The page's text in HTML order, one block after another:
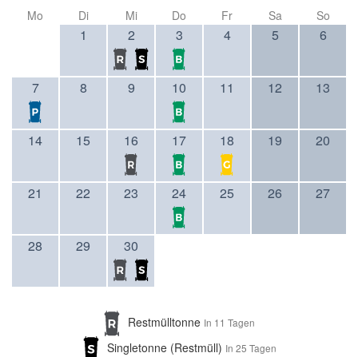
Mo Di Mi Do Fr Sa So
1 2 3 4 5 6
7 8 9 10 11 12 13
14 15 16 17 18 19 20
21 22 23 24 25 26 27
28 29 30
Restmülltonne In 11 Tagen
Singletonne (Restmüll) In 25 Tagen